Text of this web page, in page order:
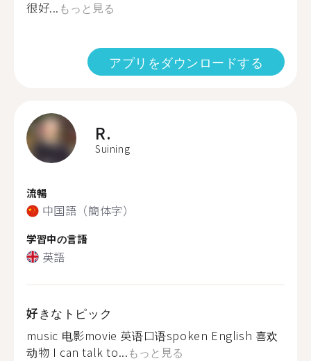
很好... もっと見る
アプリをダウンロードする
R.
Suining
流暢
中国語（簡体字）
学習中の言語
英語
好きなトピック
music 电影movie 英语口语spoken English 喜欢
动物 I can talk to...もっと見る